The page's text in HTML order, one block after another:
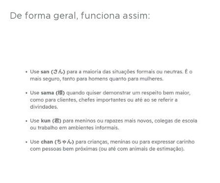
De forma geral, funciona assim: